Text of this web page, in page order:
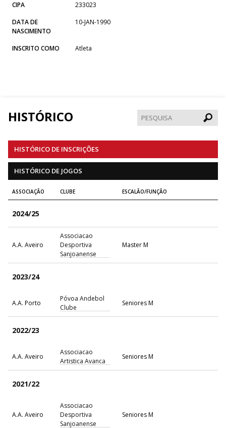
CIPA
233023
DATA DE
NASCIMENTO
10-JAN-1990
INSCRITO COMO Atleta
HISTÓRICO
HISTÓRICO DE INSCRIÇÕES
HISTÓRICO DE JOGOS
ASSOCIAÇÃO CLUBE ESCALÃO/FUNÇÃO
2024/25
A.A. Aveiro
Associacao
Desportiva
Sanjoanense
Master M
2023/24
A.A. Porto
Póvoa Andebol
Clube
Seniores M
2022/23
A.A. Aveiro
Associacao
Artistica Avanca
Seniores M
2021/22
A.A. Aveiro
Associacao
Desportiva
Sanjoanense
Seniores M